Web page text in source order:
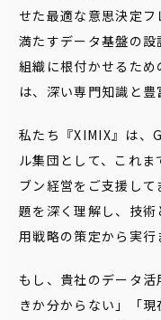
せた最適な意思決定
満たすデータ基盤の
組織に根付かせるた
は、深い専門知識と豊
私たち『XIMIX』は
ル集団として、これ
ブン経営をご支援し
題を深く理解し、技
用戦略の策定から実行
もし、貴社のデータ
きか分からない」「